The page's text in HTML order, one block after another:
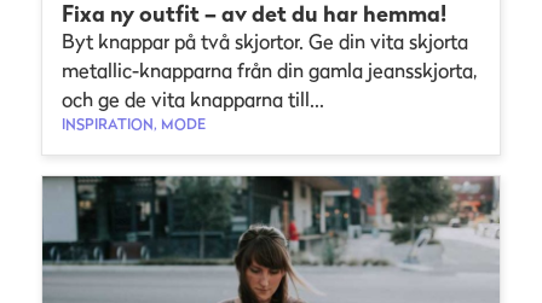
Fixa ny outfit – av det du har hemma!
Byt knappar på två skjortor. Ge din vita skjorta
metallic-knapparna från din gamla jeansskjorta,
och ge de vita knapparna till...
INSPIRATION, MODE